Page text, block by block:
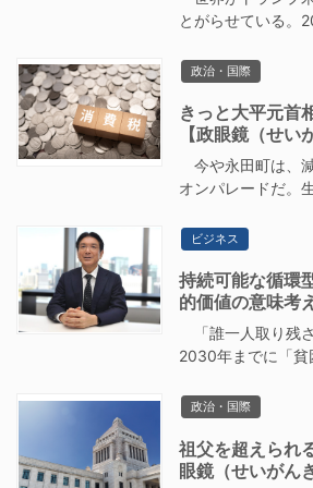
とがらせている。
政治・国際
きっと大平元首
【政眼鏡（せい
今や永田町は、
オンパレードだ。
ビジネス
持続可能な循
的価値の意味考
「誰一人取り残
2030年までに「
政治・国際
祖父を超えら
眼鏡（せいがん